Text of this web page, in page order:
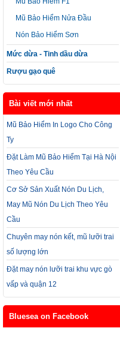
Mũ Bảo Hiểm Nửa Đầu
Nón Bảo Hiểm Sơn
Mức dừa - Tinh dầu dừa
Rượu gạo quê
Bài viết mới nhất
Mũ Bảo Hiểm In Logo Cho Công
Ty
Đặt Làm Mũ Bảo Hiểm Tại Hà Nội
Theo Yêu Cầu
Cơ Sở Sản Xuất Nón Du Lịch,
May Mũ Nón Du Lịch Theo Yêu
Cầu
Chuyên may nón kết, mũ lưỡi trai
số lượng lớn
Đặt may nón lưỡi trai khu vực gò
vấp và quận 12
Bluesea on Facebook